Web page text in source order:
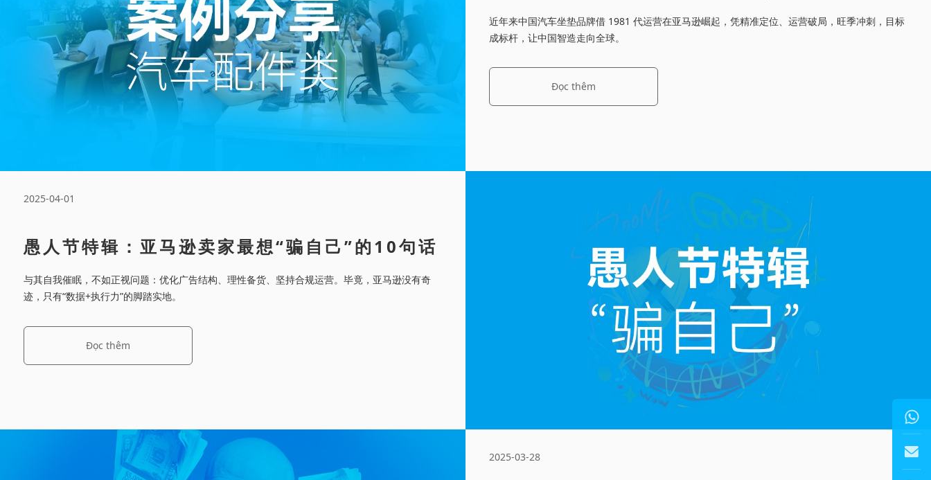
近年来中国汽车坐垫品牌借 1981 代运营在亚马逊崛起，凭精准定位、运营破局，旺季冲刺，目标
成标杆，让中国智造走向全球。
Đọc thêm
2025-04-01
愚人节特辑：亚马逊卖家最想“骗自己”的10句话
与其自我催眠，不如正视问题：优化广告结构、理性备货、坚持合规运营。毕竟，亚马逊没有奇
迹，只有“数据+执行力”的脚踏实地。
Đọc thêm
2025-03-28